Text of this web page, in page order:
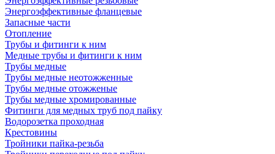
Энергоэффективные фланцевые
Запасные части
Отопление
Трубы и фитинги к ним
Медные трубы и фитинги к ним
Трубы медные
Трубы медные неотожженные
Трубы медные отожженые
Трубы медные хромированные
Фитинги для медных труб под пайку
Водорозетка проходная
Крестовины
Тройники пайка-резьба